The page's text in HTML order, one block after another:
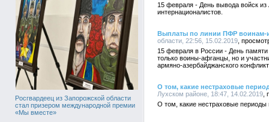
Росгвардеец из Запорожской области
стал призером международной премии
«Мы вместе»
15 февраля - День вывода войск
интернационалистов.
Выплаты по линии ПФР воинам-
области, 22:56, 15.02.2019
15 февраля в России - День
только воины-афганцы, но и
армяно-азербайджанского
О том, какие нестраховые
Лухском районе, 18:47, 14.02.2019
О том, какие нестраховые периоды